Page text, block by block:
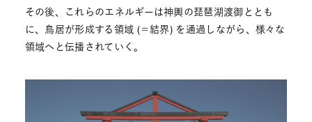
その後、これらのエネルギーは神輿の琵琶湖渡御ととも
に、鳥居が形成する領域 (＝結界) を通過しながら、様々な
領域へと伝播されていく。